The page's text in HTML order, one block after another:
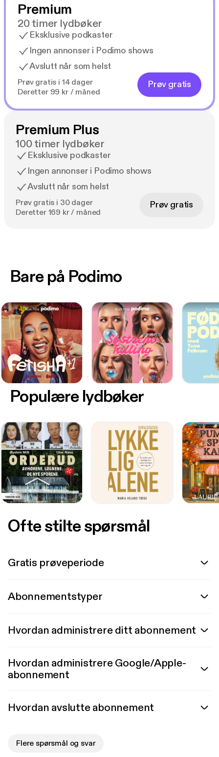
Premium
20 timer lydbøker
Eksklusive podkaster
Ingen annonser i Podimo shows
Avslutt når som helst
Prøv gratis i 14 dager
Deretter 99 kr / måned
Prøv gratis
Premium Plus
100 timer lydbøker
Eksklusive podkaster
Ingen annonser i Podimo shows
Avslutt når som helst
Prøv gratis i 30 dager
Deretter 169 kr / måned
Prøv gratis
Bare på Podimo
Populære lydbøker
Ofte stilte spørsmål
Gratis prøveperiode
Abonnementstyper
Hvordan administrere ditt abonnement
Hvordan administrere Google/Apple-
abonnement
Hvordan avslutte abonnement
Flere spørsmål og svar